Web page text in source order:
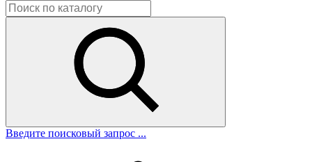
Введите поисковый запрос ...